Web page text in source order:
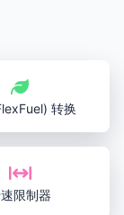
转换
限制器